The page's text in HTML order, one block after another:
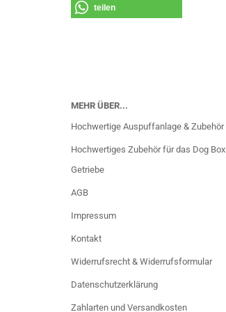
teilen
MEHR ÜBER...
Hochwertige Auspuffanlage & Zubehör
Hochwertiges Zubehör für das Dog Box
Getriebe
AGB
Impressum
Kontakt
Widerrufsrecht & Widerrufsformular
Datenschutzerklärung
Zahlarten und Versandkosten